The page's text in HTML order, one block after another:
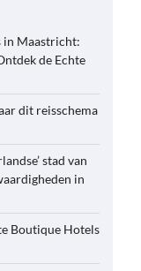
in Maastricht:
de Echte
dit reisschema
stad van
in
Boutique Hotels